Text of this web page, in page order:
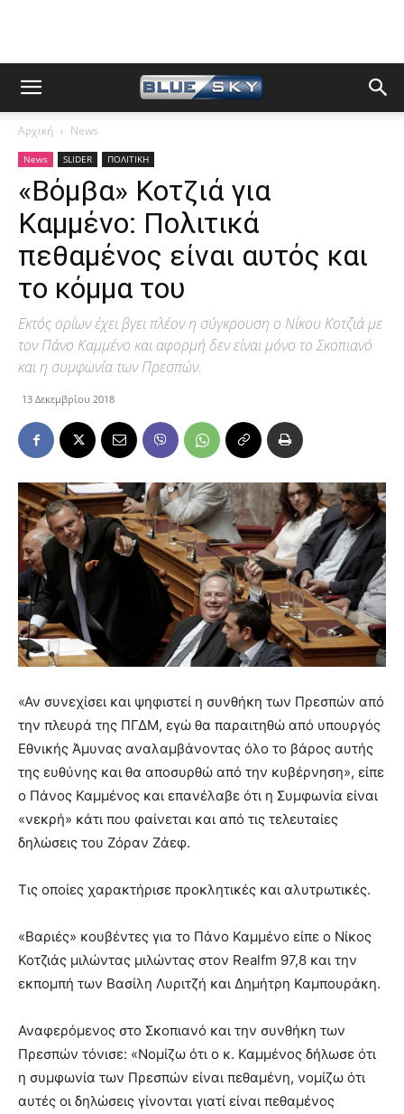
Αρχική News
News SLIDER ΠΟΛΙΤΙΚΗ
«Βόμβα» Κοτζιά για
Καμμένο: Πολιτικά
πεθαμένος είναι αυτός και
το κόμμα του
Εκτός ορίων έχει βγει πλέον η σύγκρουση ο Νίκου Κοτζιά με
τον Πάνο Καμμένο και αφορμή δεν είναι μόνο το Σκοπιανό
και η συμφωνία των Πρεσπών.
13 Δεκεμβρίου 2018
«Αν συνεχίσει και ψηφιστεί η συνθήκη των Πρεσπών από
την πλευρά της ΠΓΔΜ, εγώ θα παραιτηθώ από υπουργός
Εθνικής Άμυνας αναλαμβάνοντας όλο το βάρος αυτής
της ευθύνης και θα αποσυρθώ από την κυβέρνηση», είπε
ο Πάνος Καμμένος και επανέλαβε ότι η Συμφωνία είναι
«νεκρή» κάτι που φαίνεται και από τις τελευταίες
δηλώσεις του Ζόραν Ζάεφ.
Τις οποίες χαρακτήρισε προκλητικές και αλυτρωτικές.
«Βαριές» κουβέντες για το Πάνο Καμμένο είπε ο Νίκος
Κοτζιάς μιλώντας μιλώντας στον Realfm 97,8 και την
εκπομπή των Βασίλη Λυριτζή και Δημήτρη Καμπουράκη.
Αναφερόμενος στο Σκοπιανό και την συνθήκη των
Πρεσπών τόνισε: «Νομίζω ότι ο κ. Καμμένος δήλωσε ότι
η συμφωνία των Πρεσπών είναι πεθαμένη, νομίζω ότι
αυτές οι δηλώσεις γίνονται γιατί είναι πεθαμένος